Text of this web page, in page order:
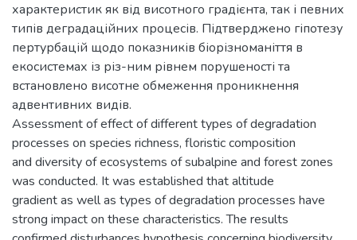
характеристик як від висотного градієнта, так і певних
типів деградаційних процесів. Підтверджено гіпотезу
пертурбацій щодо показників біорізноманіття в
екосистемах із різ-ним рівнем порушеності та
встановлено висотне обмеження проникнення
адвентивних видів.
Assessment of effect of different types of degradation
processes on species richness, floristic composition
and diversity of ecosystems of subalpine and forest zones
was conducted. It was established that altitude
gradient as well as types of degradation processes have
strong impact on these characteristics. The results